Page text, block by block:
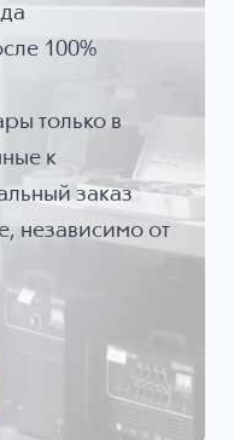
100%
только в
к
заказ
независимо от